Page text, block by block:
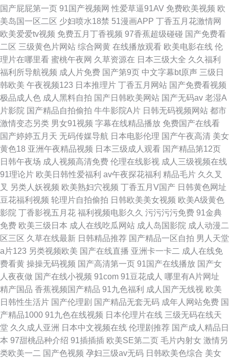
国产屁屁第一页 91国产视频网 性爱草逼91AV 免费欧美视频 欧
美岛国一区二区 少妇喷水18禁 51漫画APP 丁香五月花激情网
欧美爱爱tv视频 免费五月丁香视频 97香蕉超级碰碰 国产免费看
二区 三级黄色片网站 综合网黄 在线播放观看 欧美电影在线 伦
理片在哪里看 蜜桃午夜网 久草资源在 日本三级大全 久久福利
福利所导航视频 成人片免费 国产第9页 中文字幕bt原声 三级日
韩欧美 午夜视频123 日本推理片 丁香五月网站 国产免费看视频
极品成人色 成人黑料自拍 国产日韩欧美网站 国产无码av 老湿A
片影院 国产精品自拍偷拍 牛牛影院A片 日韩无码视频网站 都市
激情变态另类 男女91视频 字幕在线精品播放 免费国产在线看
国产婷婷五月天 无码传媒导航 日本电影伦理 国产午夜高清 美女
黄色18 亚洲午夜精品视频 日本三级成人观看 国产精品第12页
日韩午夜场 成人视频高清免费 伦理在线影视 成人三级视频在线
91理论片 欧美日韩性爱福利 av午夜探花福利 精品毛片 久久叉
叉 另类人妖视频 欧美熟妇穴视频 丁香五月V国产 日韩黄色网址
豆花福利视频 轮理片自拍偷拍 日韩欧美美女视频 欧美A级黄色
影院 丁香影视五月花 福利视频电影久久 污污污污免费 91金典
免费 欧美三级日本 成人在线吃瓜网站 成人岛国影院 成人动漫二
区三区 久草在线最新 日韩精品推荐 国产精品一区自拍 男人天堂
a片123 另类视频欧美 国产在线直播 亚洲卡一卡二 成人在线免
费看黄 操操无码视频 国产高清第一页 91国产在线播放 国产女
人夜夜做 国产在线小视频 91com 91豆花成人 哪里有A片网址
精产国品 香蕉视频国产精品 91九色福利 成人国产无线视 欧美
日韩性生活片 国产伦理剧 国产精品无套无码 成年人网站免费 国
产精品1000 91九色在线视频 日本伦理片在线 三级无码在线天
堂 久久成人亚洲 日本中文视频在线 伦理剧推荐 国产成人精品日
本 97甜桃品种介绍 91插插插 欧美SE第二页 毛片内射女 激情另
类欧美一二 国产色视频 孕妇三级av无码 日韩欧美色综合 美女